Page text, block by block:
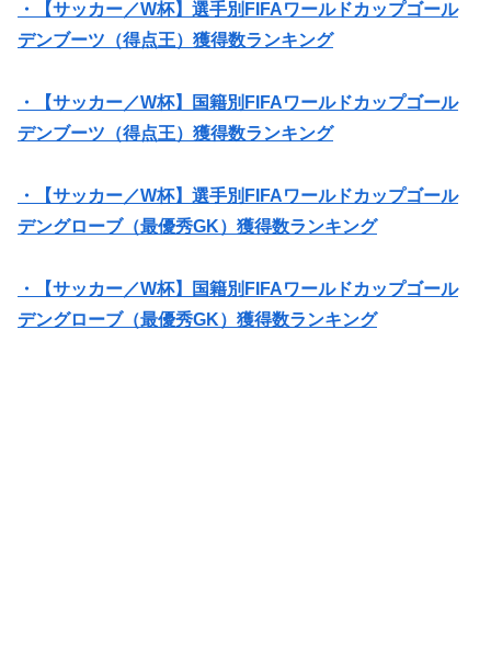
・【サッカー／W杯】選手別FIFAワールドカップゴール
デンブーツ（得点王）獲得数ランキング
・【サッカー／W杯】国籍別FIFAワールドカップゴール
デンブーツ（得点王）獲得数ランキング
・【サッカー／W杯】選手別FIFAワールドカップゴール
デングローブ（最優秀GK）獲得数ランキング
・【サッカー／W杯】国籍別FIFAワールドカップゴール
デングローブ（最優秀GK）獲得数ランキング